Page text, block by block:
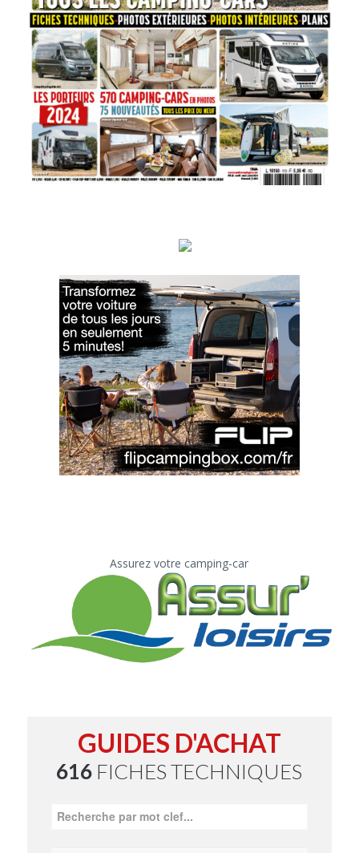
Assurez votre camping-car
GUIDES D'ACHAT
616 FICHES TECHNIQUES